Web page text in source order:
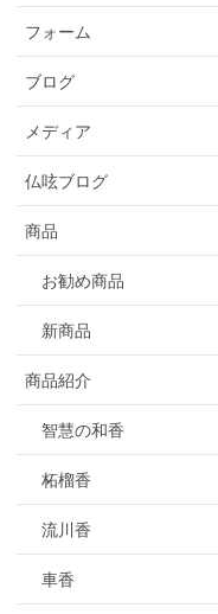
フォーム
ブログ
メディア
仏呟ブログ
商品
お勧め商品
新商品
商品紹介
智慧の和香
柘榴香
流川香
車香